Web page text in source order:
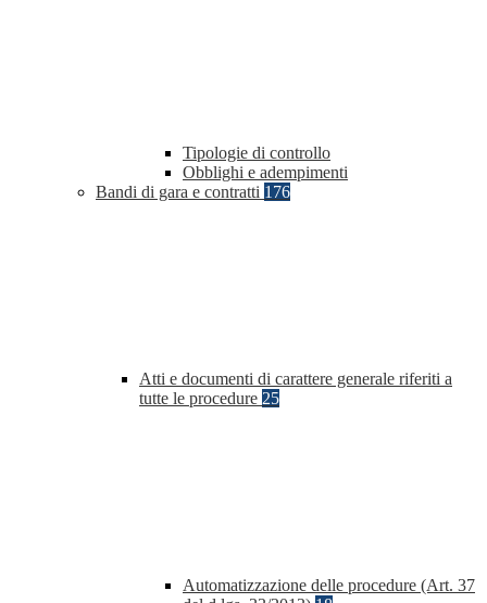
Tipologie di controllo
Obblighi e adempimenti
Bandi di gara e contratti 176
Atti e documenti di carattere generale riferiti a
tutte le procedure 25
Automatizzazione delle procedure (Art. 37